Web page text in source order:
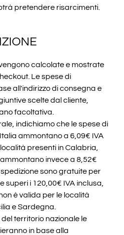
pretendere risarcimenti.
calcolate e mostrate
Le spese di
all'indirizzo di consegna e
scelte dal cliente,
facoltativa.
indichiamo che le spese di
ammontano a 6,09€ IVA
presenti in Calabria,
invece a 8,52€
sono gratuite per
superi i 120,00€ IVA inclusa,
è valida per le località
e Sardegna.
territorio nazionale le
in base alla